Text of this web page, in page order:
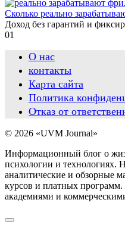
Сколько реально
Доход без гарантий и
01
О нас
контакты
Карта сайта
Политика
Отказ от
© 2026 «UVM Journal»
Информационный блог о
психологии и технологиях.
аналитические и обзорные
курсов и платных
академиями и